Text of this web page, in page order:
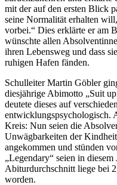
mit der auf den ersten Blick
seine Normalität erhalten
vorbei.“ Dies erklärte er am
wünschte allen
ihren Lebensweg und dass
ruhigen Hafen fänden.
Schulleiter Martin Göbler
diesjährige Abimotto „Suit
deutete dieses auf
entwicklungspsychologisch.
Kreis: Nun seien die
Unwägbarkeiten der
angekommen und stünden
„Legendary“ seien in
Abiturdurchschnitt liege bei
worden.